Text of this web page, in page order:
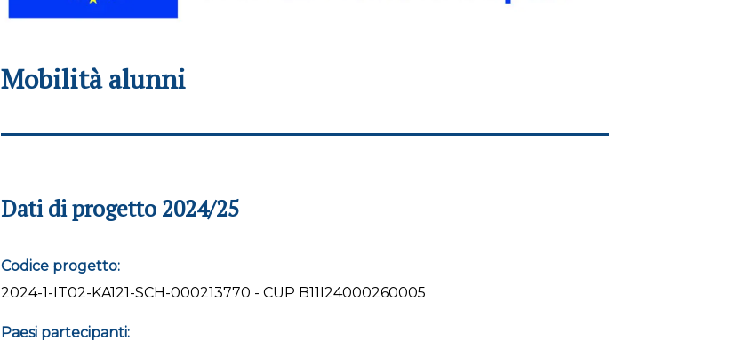
Mobilità alunni
Dati di progetto 2024/25
Codice progetto:
2024-1-IT02-KA121-SCH-000213770 - CUP B11I24000260005
Paesi partecipanti: